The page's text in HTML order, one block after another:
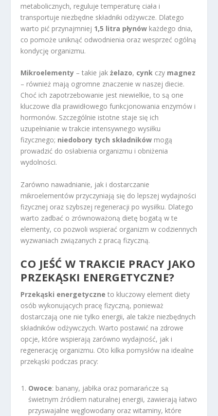
metabolicznych, reguluje temperaturę ciała i
transportuje niezbędne składniki odżywcze. Dlatego
warto pić przynajmniej 1,5 litra płynów każdego dnia,
co pomoże uniknąć odwodnienia oraz wesprzeć ogólną
kondycję organizmu.
Mikroelementy – takie jakżelazo, cynk czy magnez
– również mają ogromne znaczenie w naszej diecie.
Choć ich zapotrzebowanie jest niewielkie, to są one
kluczowe dla prawidłowego funkcjonowania enzymów i
hormonów. Szczególnie istotne staje się ich
uzupełnianie w trakcie intensywnego wysiłku
fizycznego; niedobory tych składników mogą
prowadzić do osłabienia organizmu i obniżenia
wydolności.
Zarówno nawadnianie, jak i dostarczanie
mikroelementów przyczyniają się do lepszej wydajności
fizycznej oraz szybszej regeneracji po wysiłku. Dlatego
warto zadbać o zrównoważoną dietę bogatą w te
elementy, co pozwoli wspierać organizm w codziennych
wyzwaniach związanych z pracą fizyczną.
CO JEŚĆ W TRAKCIE PRACY JAKO
PRZEKĄSKI ENERGETYCZNE?
Przekąski energetyczne to kluczowy element diety
osób wykonujących pracę fizyczną, ponieważ
dostarczają one nie tylko energii, ale także niezbędnych
składników odżywczych. Warto postawić na zdrowe
opcje, które wspierają zarówno wydajność, jak i
regenerację organizmu. Oto kilka pomysłów na idealne
przekąski podczas pracy:
Owoce: banany, jabłka oraz pomarańcze są
świetnym źródłem naturalnej energii, zawierają łatwo
przyswajalne węglowodany oraz witaminy, które